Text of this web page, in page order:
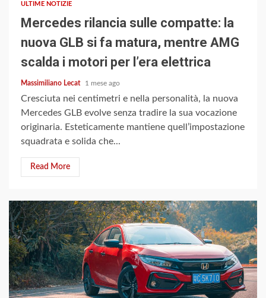
ULTIME NOTIZIE
Mercedes rilancia sulle compatte: la
nuova GLB si fa matura, mentre AMG
scalda i motori per l’era elettrica
Massimiliano Lecat 1 mese ago
Cresciuta nei centimetri e nella personalità, la nuova
Mercedes GLB evolve senza tradire la sua vocazione
originaria. Esteticamente mantiene quell’impostazione
squadrata e solida che...
Read More